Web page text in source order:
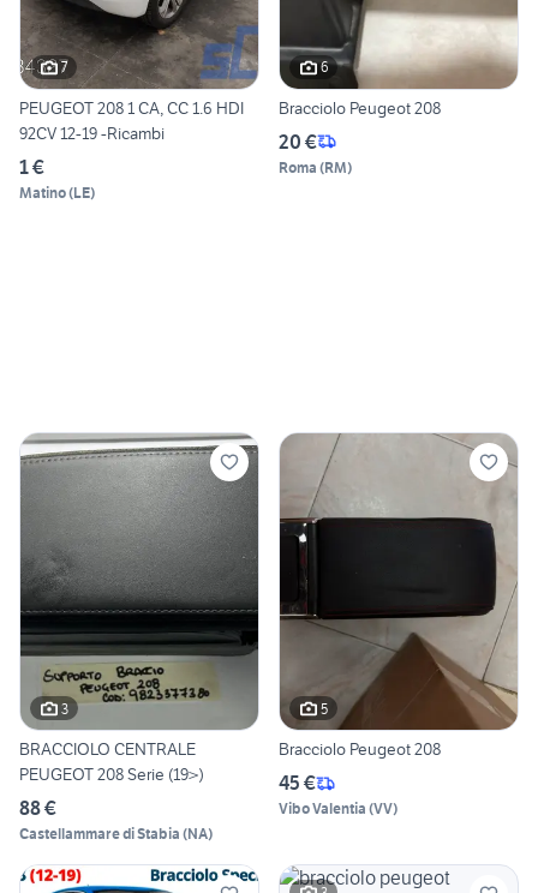
7
PEUGEOT 208 1 CA, CC 1.6 HDI
92CV 12-19 -Ricambi
1 €
Matino(LE)
6
Bracciolo Peugeot 208
20 €
Roma (RM)
3
BRACCIOLO CENTRALE
PEUGEOT 208 Serie (19>)
88 €
Castellammare di Stabia (NA)
5
Bracciolo Peugeot 208
45 €
Vibo Valentia (VV)